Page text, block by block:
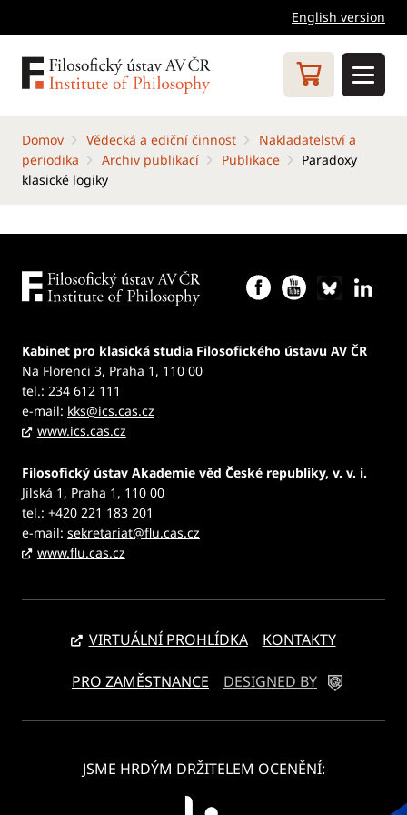
English version
Domov Vědecká a ediční činnost
Nakladatelství a
periodika
Archiv publikací Publikace
Paradoxy
klasické logiky
Kabinet pro klasická studia Filosofického ústavu AV ČR
Na Florenci 3, Praha 1, 110 00
tel.: 234 612 111
e-mail: kks@ics.cas.cz
www.ics.cas.cz
Filosofický ústav Akademie věd České republiky, v. v. i.
Jilská 1, Praha 1, 110 00
tel.: +420 221 183 201
e-mail: sekretariat@flu.cas.cz
www.flu.cas.cz
VIRTUÁLNÍ PROHLÍDKA KONTAKTY
PRO ZAMĚSTNANCE DESIGNED BY
JSME HRDÝM DRŽITELEM OCENĚNÍ: